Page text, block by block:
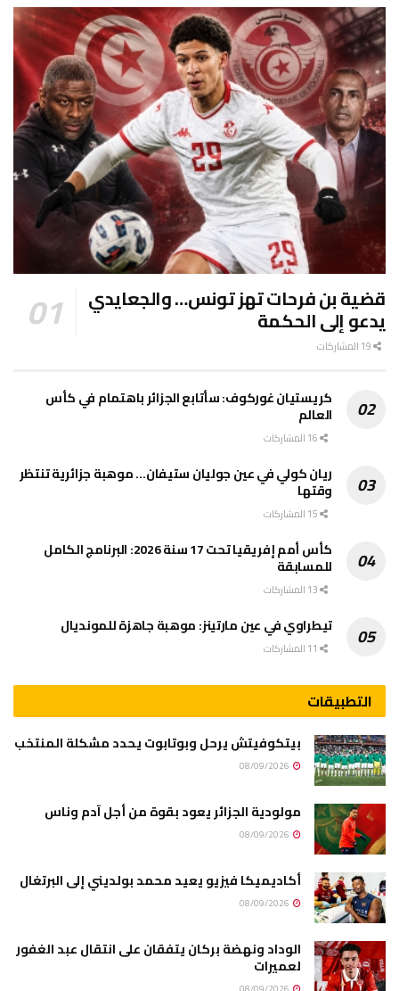
قضية بن فرحات تهز تونس… والجعايدي
يدعو إلى الحكمة
كريستيان غوركوف: سأتابع الجزائر باهتمام في كأس
العالم
ريان كولي في عين جوليان ستيفان… موهبة جزائرية تنتظر
وقتها
كأس أمم إفريقيا تحت 17 سنة 2026: البرنامج الكامل
للمسابقة
تيطراوي في عين مارتينز: موهبة جاهزة للمونديال
التطبيقات
بيتكوفيتش يرحل وبوتابوت يحدد مشكلة المنتخب
مولودية الجزائر يعود بقوة من أجل آدم وناس
أكاديميكا فيزيو يعيد محمد بولديني إلى البرتغال
الوداد ونهضة بركان يتفقان على انتقال عبد الغفور
لعميرات